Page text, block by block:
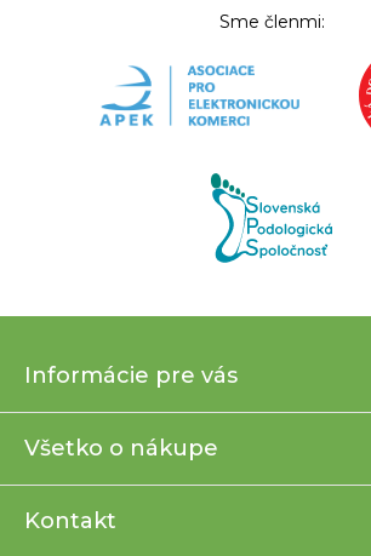
Sme členmi:
p
t
Informácie pre vás
Všetko o nákupe
Kontakt